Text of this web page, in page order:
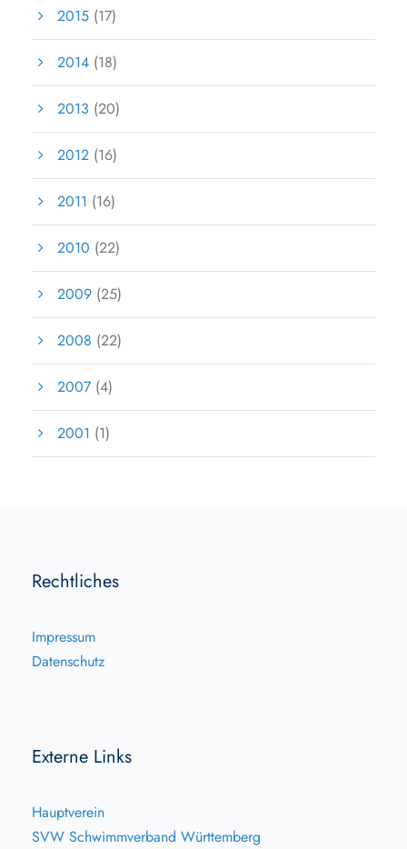
2015 (17)
2014 (18)
2013 (20)
2012 (16)
2011 (16)
2010 (22)
2009 (25)
2008 (22)
2007 (4)
2001 (1)
Rechtliches
Impressum
Datenschutz
Externe Links
Hauptverein
SVW Schwimmverband Württemberg